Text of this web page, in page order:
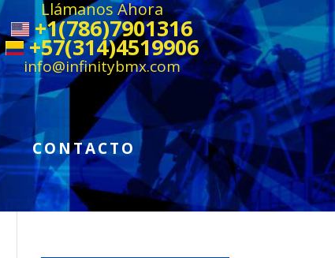
Llámanos Ahora
+1(786)7901316
+57(314)4519906
info@infinitybmx.com
CONTACTO